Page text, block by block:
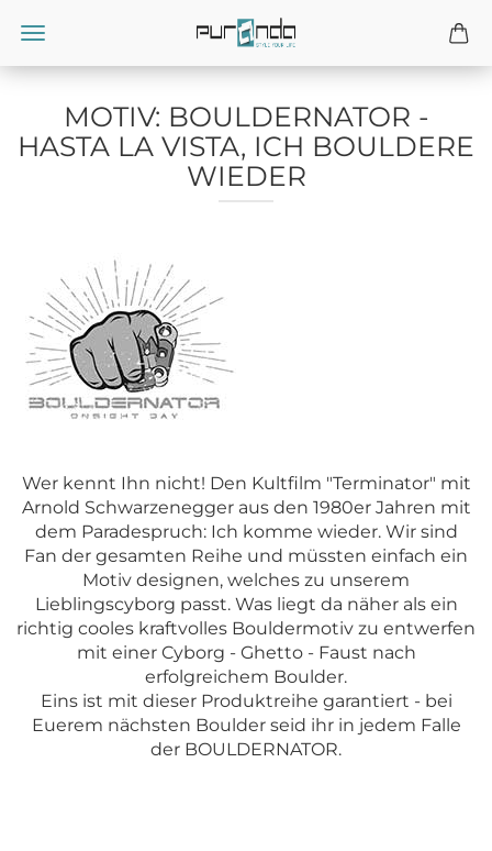
MOTIV: BOULDERNATOR -
HASTA LA VISTA, ICH BOULDERE
WIEDER
Wer kennt Ihn nicht! Den Kultfilm "Terminator" mit
Arnold Schwarzenegger aus den 1980er Jahren mit
dem Paradespruch: Ich komme wieder. Wir sind
Fan der gesamten Reihe und müssten einfach ein
Motiv designen, welches zu unserem
Lieblingscyborg passt. Was liegt da näher als ein
richtig cooles kraftvolles Bouldermotiv zu entwerfen
mit einer Cyborg - Ghetto - Faust nach
erfolgreichem Boulder.
Eins ist mit dieser Produktreihe garantiert - bei
Euerem nächsten Boulder seid ihr in jedem Falle
der BOULDERNATOR.